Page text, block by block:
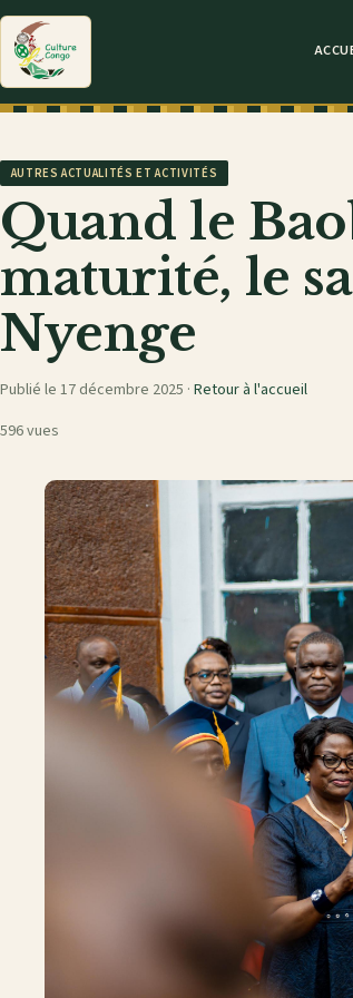
AUTRES ACTUALITÉS ET ACTIVITÉS
Quand le
maturité, le
Nyenge
Publié le 17 décembre 2025 · Retour à l'accueil
596 vues